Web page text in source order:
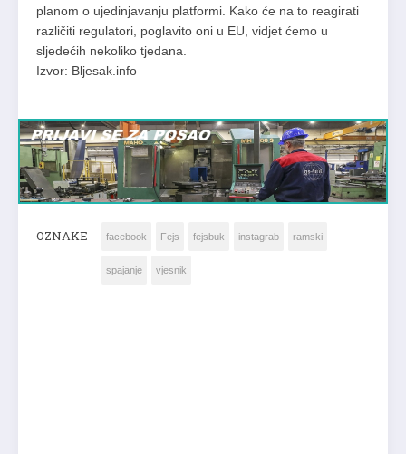
planom o ujedinjavanju platformi. Kako će na to reagirati
različiti regulatori, poglavito oni u EU, vidjet ćemo u
sljedećih nekoliko tjedana.
Izvor: Bljesak.info
OZNAKE facebook Fejs fejsbuk instagrab ramski
spajanje vjesnik